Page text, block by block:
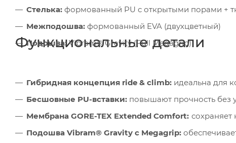
Стелька: формованный PU с открытыми порами +
Межподошва: формованный EVA (двухцветный)
Подошва:Vibram® Gravity (Full Megagrip)
Функциональные детали
Гибридная концепция ride & climb: идеальна для
Бесшовные PU-вставки: повышают прочность без
Мембрана GORE-TEX Extended Comfort:
Подошва Vibram® Gravity с Megagrip: